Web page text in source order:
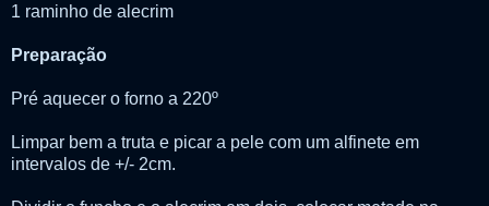
1 raminho de alecrim
Preparação
Pré aquecer o forno a 220º
Limpar bem a truta e picar a pele com um alfinete em
intervalos de +/- 2cm.